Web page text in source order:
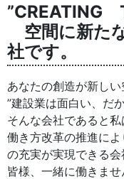
”CREATING
空間に新た
社です。
あなたの創造が新しい
”建設業は面白い、だ
そんな会社であると私
働き方改革の推進に
の充実が実現できる会
皆様、一緒に働きませ